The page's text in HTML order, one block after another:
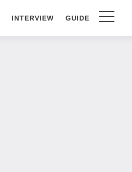
INTERVIEW GUIDE